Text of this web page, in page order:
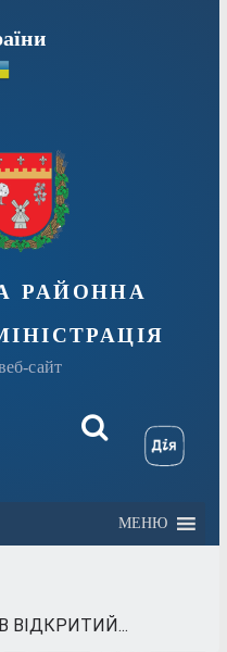
районна
сайт
МЕНЮ